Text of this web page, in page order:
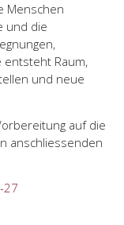
Menschen
und die
entsteht Raum,
und neue
auf die
anschliessenden
27